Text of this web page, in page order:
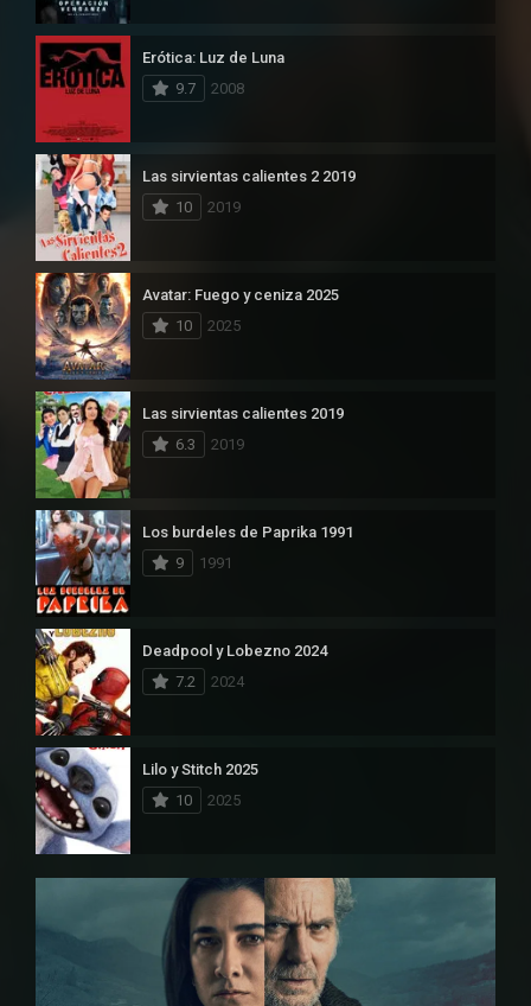
Erótica: Luz de Luna
9.7
2008
Las sirvientas calientes 2 2019
10
2019
Avatar: Fuego y ceniza 2025
10
2025
Las sirvientas calientes 2019
6.3
2019
Los burdeles de Paprika 1991
9
1991
Deadpool y Lobezno 2024
7.2
2024
Lilo y Stitch 2025
10
2025